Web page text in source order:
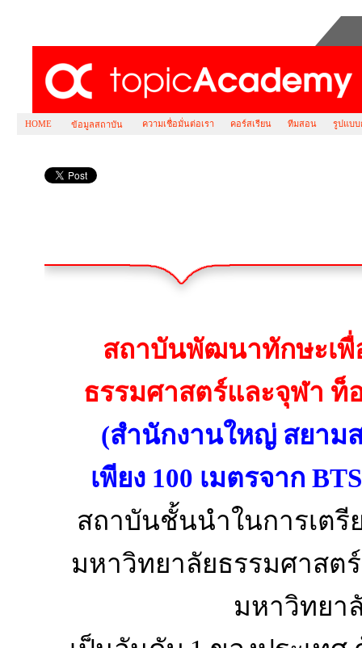
HOME ข้อมูลสถาบัน ความเชื่อมั่นต่อเรา คอร์สเรียน ทีมสอน รูปแบบ
สถาบันพัฒนาทักษะเพื่
ธรรมศาสตร์และจุฬา ท็
(สำนักงานใหญ่ สยาม
เพียง 100 เมตรจาก
สถาบันชั้นนำในการเตรี
มหาวิทยาลัยธรรมศาสต
มหาวิทยา